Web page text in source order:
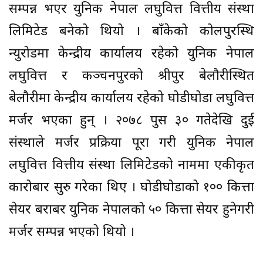
सम्पन्न भएर युनिक नेपाल लघुवित्त वित्तीय संस्था
लिमिटेड बनेको थियो । बाँकेको कोलपुरस्थि
न्युरोडमा केन्द्रीय कार्यालय रहेको युनिक नेपाल
लघुवित्त र कञ्चनपुरको श्रीपुर बेलौरीस्थित
बेलौरीमा केन्द्रीय कार्यालय रहेको घोडीघोडा लघुवित्त
मर्जर भएका हुन् । २०७८ पुस ३० गतेदेखि दुई
संस्थाले मर्जर प्रक्रिया पूरा गरी युनिक नेपाल
लघुवित्त वित्तीय संस्था लिमिटेडको नाममा एकीकृत
कारोबार सुरु गरेका थिए । घोडीघोडाको १०० कित्ता
सेयर बराबर युनिक नेपालको ५० कित्ता सेयर हुनेगरी
मर्जर सम्पन्न भएको थियो ।